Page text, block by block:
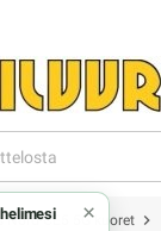
Nord CE5 5G kuoret chevron_right
×